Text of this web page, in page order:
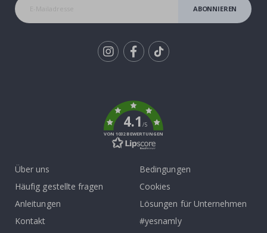
ABONNIEREN
4.1/5
VON 1032 BEWERTUNGEN
Über uns
Häufig gestellte fragen
Anleitungen
Kontakt
Bedingungen
Cookies
Lösungen für Unternehmen
#yesnamly